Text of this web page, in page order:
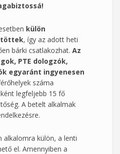
külön
, így az adott heti
bárki csatlakozhat. Az
PTE dologzók,
egyaránt ingyenesen
száma
legfeljebb 15 fő
A betelt alkalmak
alkalomra külön, a lenti
el. Amennyiben a